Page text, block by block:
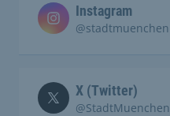
Instagram
@stadtmuenchen
X (Twitter)
@StadtMuenchen